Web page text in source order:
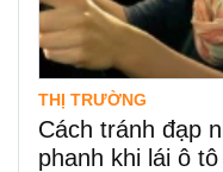
THỊ TRƯỜNG
Cách tránh đạp
phanh khi lái ô tô